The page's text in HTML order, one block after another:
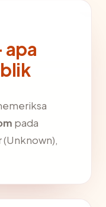
pada